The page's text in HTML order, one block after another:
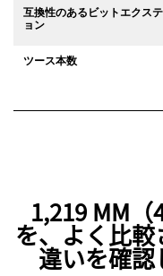
互換性のあるビットエクス
ョン
ツース本数
1,219 MM
を、よく比較
違いを確認